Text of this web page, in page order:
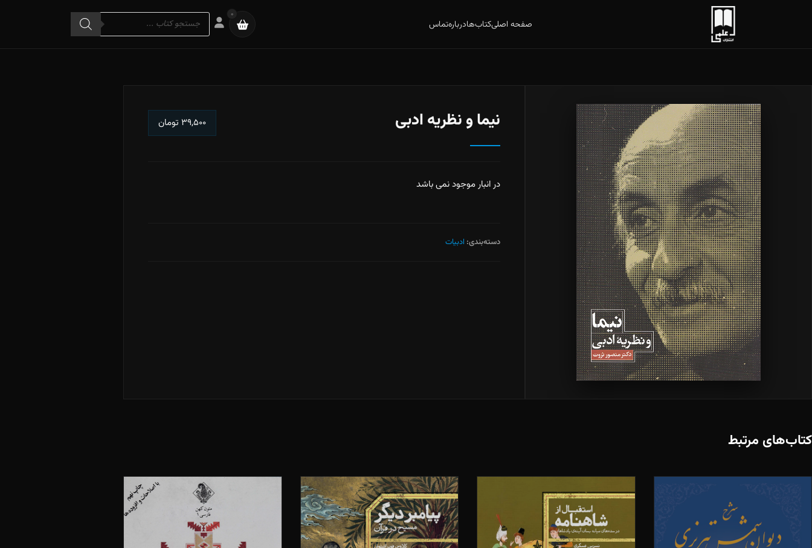
صفحه اصلیکتاب‌هادربارهتماس
0
Products
search
نیما و نظریه ادبی ۳۹,۵۰۰ تومان
در انبار موجود نمی باشد
دسته‌بندی: ادبیات
کتاب‌های مرتبط